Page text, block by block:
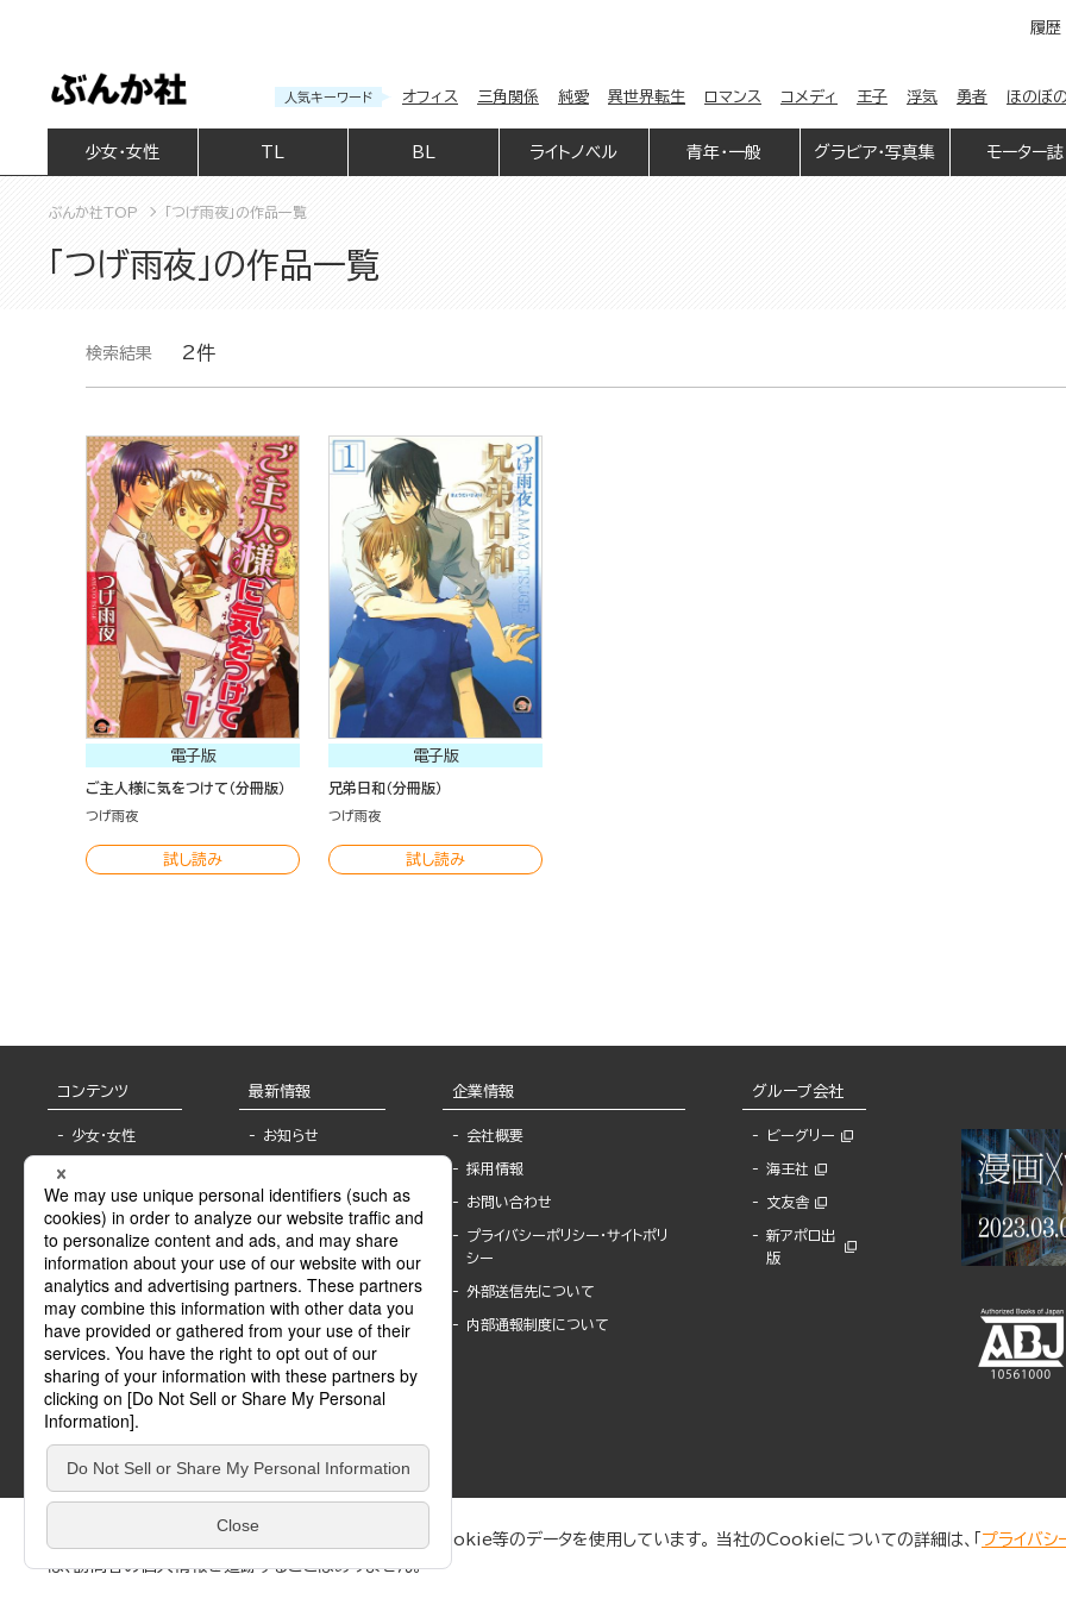
履歴
人気キーワード オフィス 三角関係 純愛 異世界転生 ロマンス コメディ 王子 浮気 勇者 ほのぼ
少女・女性 BL ライトノベル 青年・一般 グラビア・写真集 モーター誌
ぶんか社TOP 「つげ雨夜」の作品一覧
「つげ雨夜」の作品一覧
検索結果 2件
電子版
ご主人様に気をつけて（分冊版）
つげ雨夜
試し読み
電子版
兄弟日和（分冊版）
つげ雨夜
試し読み
コンテンツ
少女・女性
BL
ライトノベル
青年・一般
グラビア・写真
モーター誌
SPECIAL
Sublicense
最新情報
お知らせ
報
書店様へ
海外ライセンシー
公式SNSアカウ
ント
作家一覧
Keyword list
Author list
企業情報
会社概要
採用情報
お問い合わせ
プライバシーポリシー・サイトポリ
シー
外部送信先について
内部通報制度について
グループ会社
ビーグリー
海王社
文友舎
新アポロ出
版
ぶんか社が運営するサイトでは、利便性向上のためにCookie等のデータを使用しています。 当社のCookieについての詳細は、「 プライバシ
は、訪問者の個人情報を追跡することはありません。